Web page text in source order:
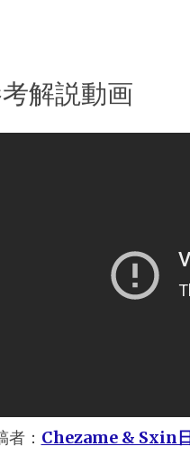
解説動画
者： Chezame & Sxin